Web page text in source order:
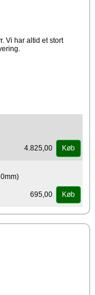
Vi har altid et stort
4.825,00 Køb
695,00 Køb